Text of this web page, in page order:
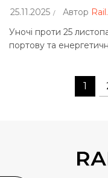
25.11.2025 Автор
Уночі проти 25
портову та
1